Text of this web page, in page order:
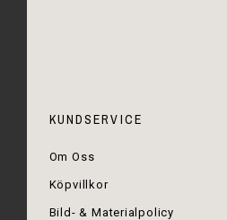
KUNDSERVICE
Om Oss
Köpvillkor
Bild- & Materialpolicy